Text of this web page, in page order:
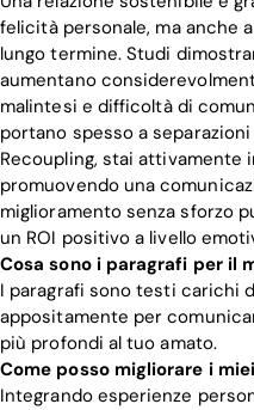
felicità personale, ma anche
lungo termine. Studi
aumentano
malintesi e difficoltà di
portano spesso a
Recoupling, stai attivamente
promuovendo una
miglioramento senza sforzo
un ROI positivo a livello
Cosa sono i paragrafi per il
I paragrafi sono testi carichi
appositamente per
più profondi al tuo amato.
Come posso migliorare i
Integrando esperienze